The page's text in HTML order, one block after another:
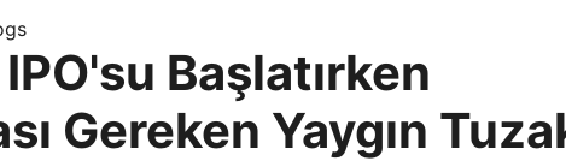
Başlatırken
Gereken Yaygın